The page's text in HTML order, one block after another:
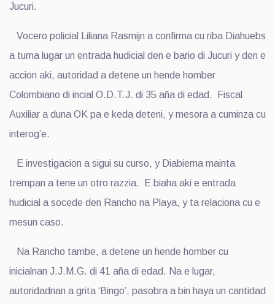
Jucuri.
Vocero policial Liliana Rasmijn a confirma cu riba Diahuebs
a tuma lugar un entrada hudicial den e bario di Jucuri y den e
accion aki, autoridad a detene un hende homber
Colombiano di incial O.D.T.J. di 35 aña di edad. Fiscal
Auxiliar a duna OK pa e keda deteni, y mesora a cuminza cu
interog’e.
E investigacion a sigui su curso, y Diabierna mainta
trempan a tene un otro razzia. E biaha aki e entrada
hudicial a socede den Rancho na Playa, y ta relaciona cu e
mesun caso.
Na Rancho tambe, a detene un hende homber cu
inicialnan J.J.M.G. di 41 aña di edad. Na e lugar,
autoridadnan a grita ‘Bingo’, pasobra a bin haya un cantidad